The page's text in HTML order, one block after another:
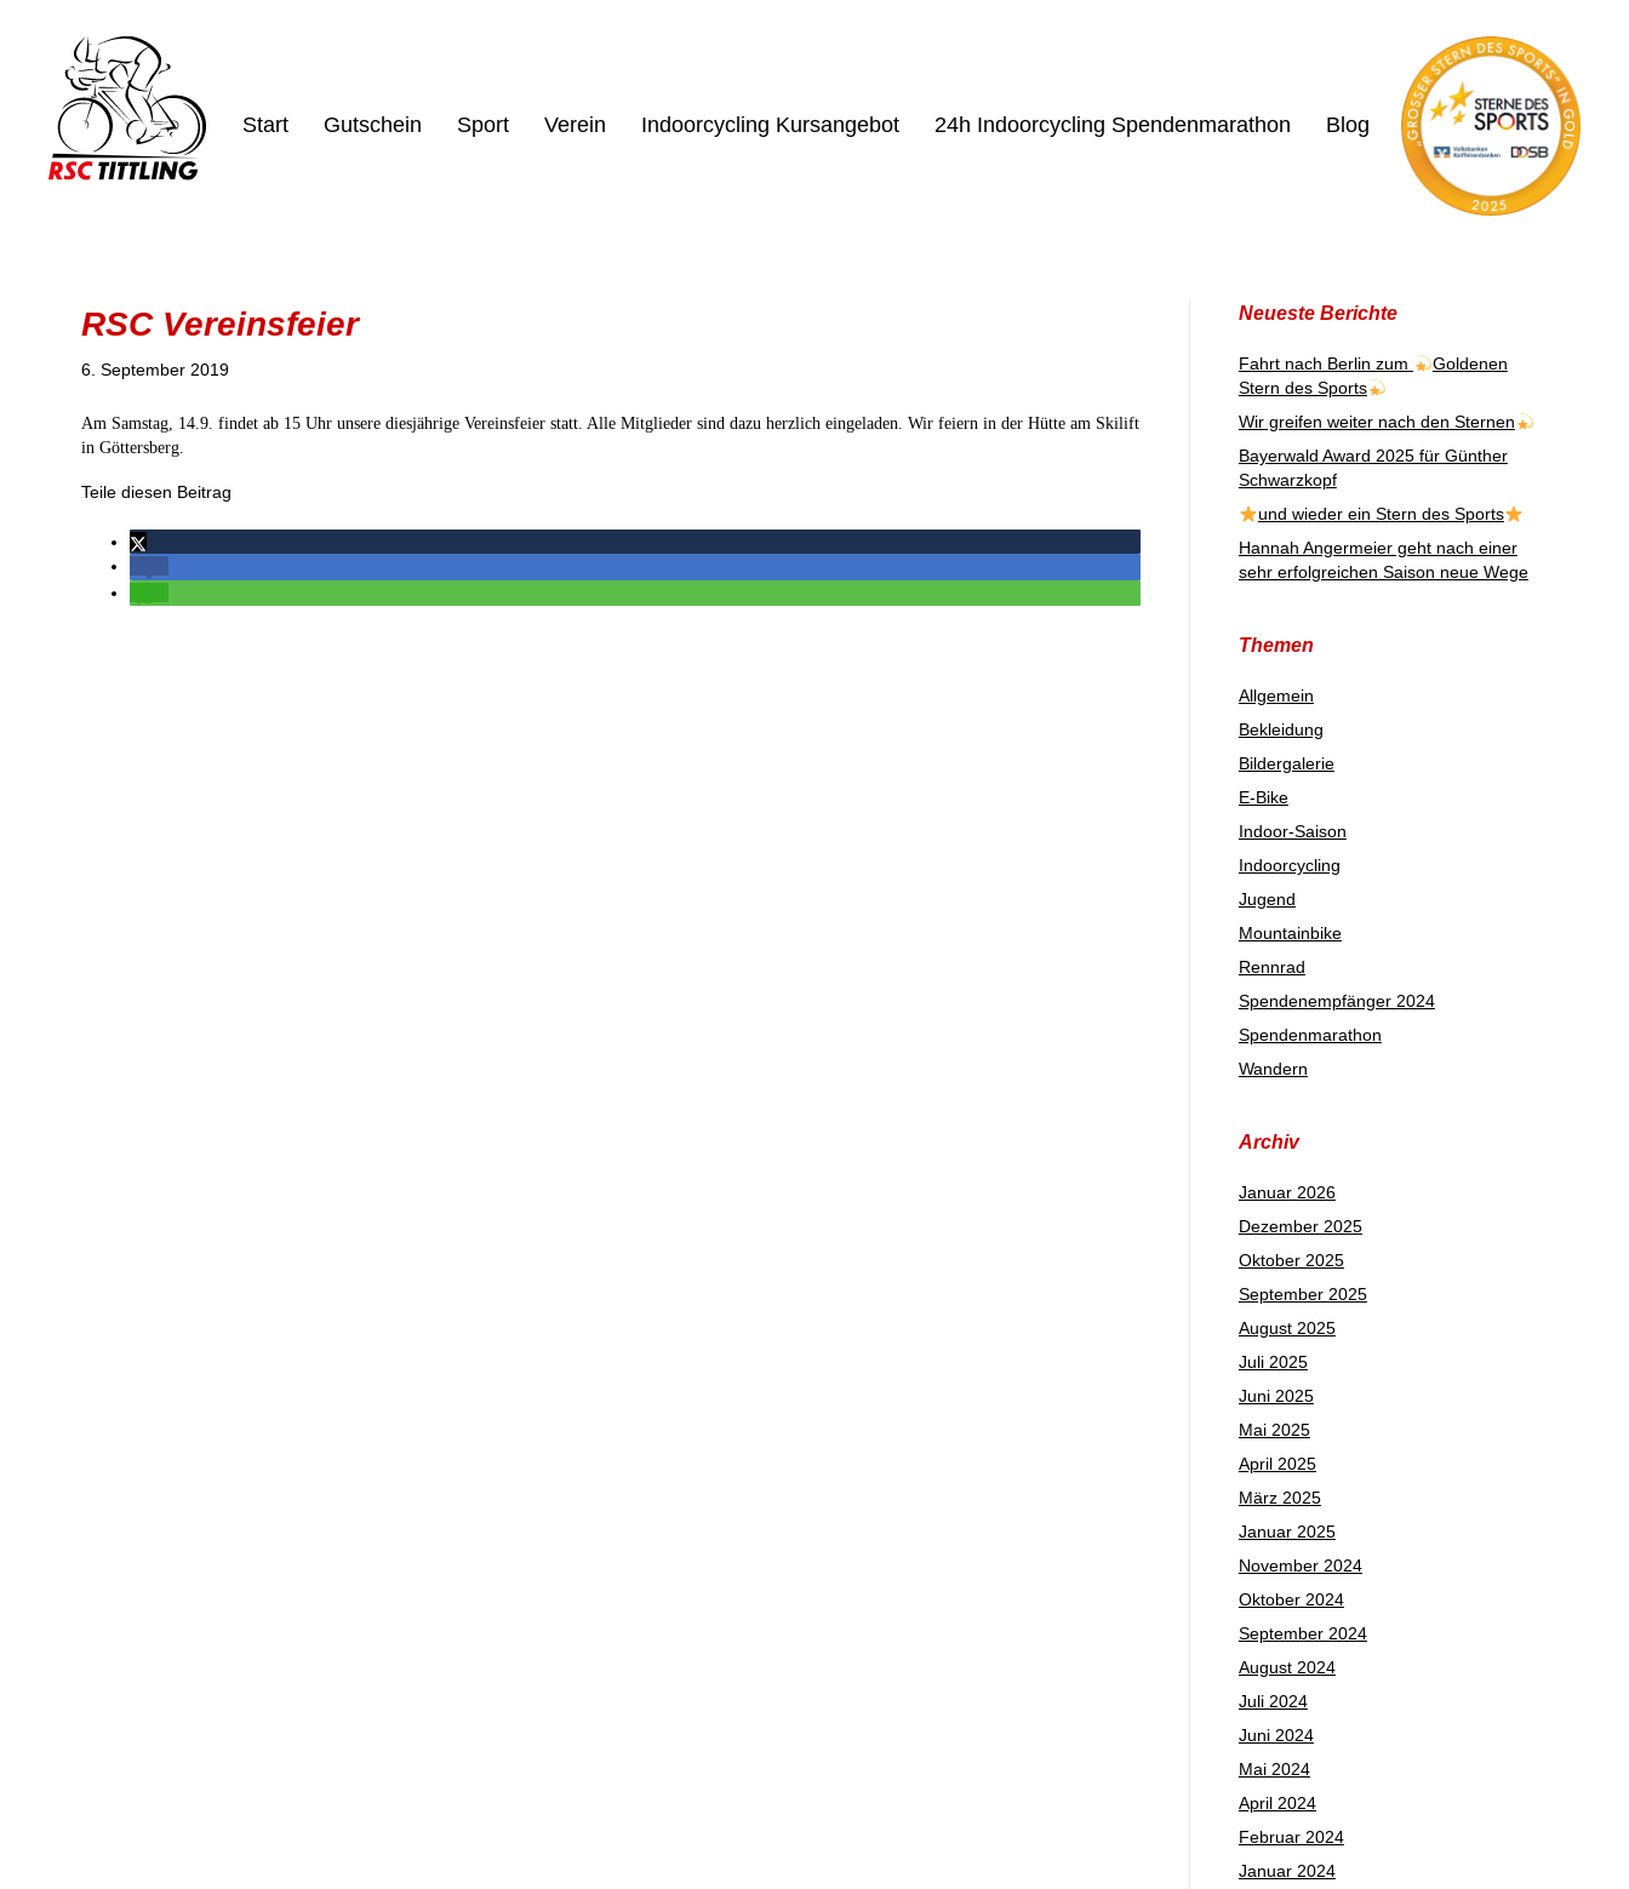
Start Gutschein Sport Verein Indoorcycling Kursangebot 24h Indoorcycling Spendenmarathon Blog
RSC Vereinsfeier
6. September 2019
Am Samstag, 14.9. findet ab 15 Uhr unsere diesjährige Vereinsfeier statt. Alle Mitglieder sind dazu herzlich eingeladen. Wir feiern in der Hütte am Skilift
in Göttersberg.
Teile diesen Beitrag
Neueste Berichte
Fahrt nach Berlin zum
Goldenen
Stern des Sports
Wir greifen weiter nach den Sternen
Bayerwald Award 2025 für Günther
Schwarzkopf
und wieder ein Stern des Sports
Hannah Angermeier geht nach einer
sehr erfolgreichen Saison neue Wege
Themen
Allgemein
Bekleidung
Bildergalerie
E-Bike
Indoor-Saison
Indoorcycling
Jugend
Mountainbike
Rennrad
Spendenempfänger 2024
Spendenmarathon
Wandern
Archiv
Januar 2026
Dezember 2025
Oktober 2025
September 2025
August 2025
Juli 2025
Juni 2025
Mai 2025
April 2025
März 2025
Januar 2025
November 2024
Oktober 2024
September 2024
August 2024
Juli 2024
Juni 2024
Mai 2024
April 2024
Februar 2024
Januar 2024